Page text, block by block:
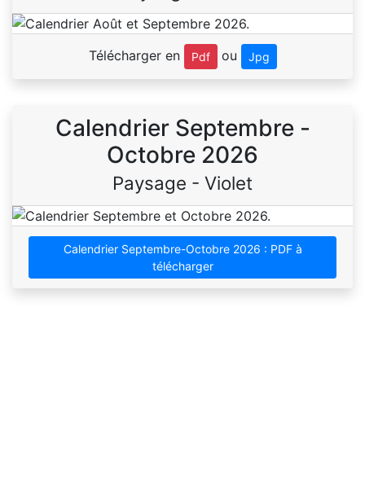
Télécharger en Pdf ou Jpg
Calendrier Septembre -
Octobre 2026
Paysage - Violet
Calendrier Septembre-Octobre 2026 : PDF à
télécharger